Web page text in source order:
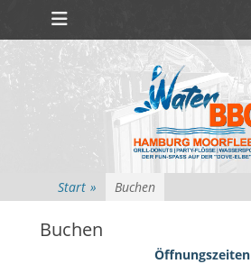
Primäres Menü
Zum
Inhalt
springen
Start » Buchen
Buchen
Öffnungszeiten